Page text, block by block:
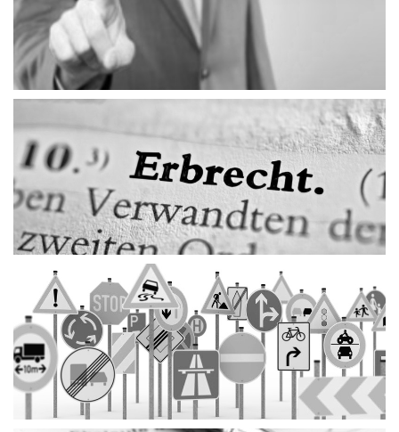
Verkehrsrecht